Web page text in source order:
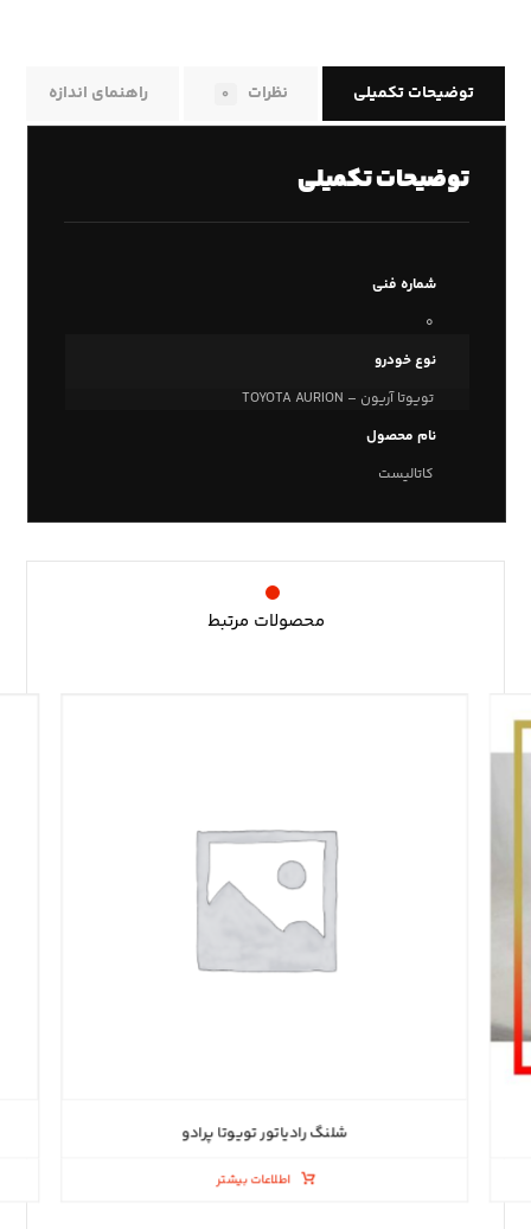
توضیحات تکمیلی نظرات ۰ راهنمای اندازه
توضیحات تکمیلی
شماره فنی
۰
نوع خودرو
تویوتا آریون – TOYOTA AURION
نام محصول
کاتالیست
محصولات مرتبط
شلنگ رادیاتور تویوتا پرادو
اطلاعات بیشتر